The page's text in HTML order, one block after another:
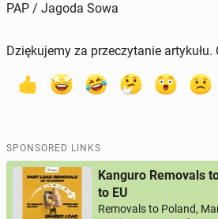
PAP / Jagoda Sowa
Dziękujemy za przeczytanie
SPONSORED LINKS
Kanguro Removals
to EU
Removals to Poland,